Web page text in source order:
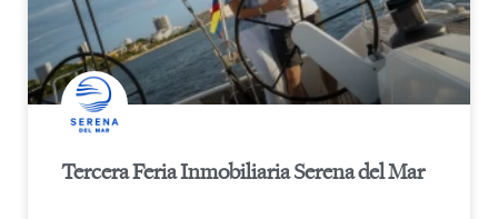
Tercera Feria Inmobiliaria Serena del Mar